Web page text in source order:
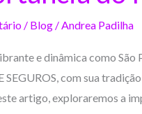
/ Blog/Andrea Padilha
e dinâmica como
SEGUROS, com sua
artigo, exploraremos a